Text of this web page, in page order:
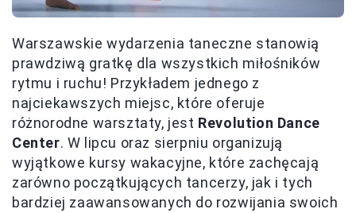
Warszawskie wydarzenia taneczne stanowią
prawdziwą gratkę dla wszystkich miłośników
rytmu i ruchu! Przykładem jednego z
najciekawszych miejsc, które oferuje
różnorodne warsztaty, jest Revolution Dance
Center. W lipcu oraz sierpniu organizują
wyjątkowe kursy wakacyjne, które zachęcają
zarówno początkujących tancerzy, jak i tych
bardziej zaawansowanych do rozwijania swoich